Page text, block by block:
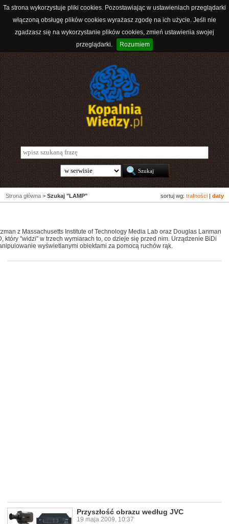
Ta strona wykorzystuje pliki cookies. Pozostawiając w ustawieniach przeglądarki
włączoną obsługę plików cookies wyrażasz zgodę na ich użycie. Jeśli nie
zgadzasz się na wykorzystanie plików cookies, zmień ustawienia swojej
przeglądarki.
Rozumiem
sortuj wg: trafności daty
Strona główna > Szukaj "LAMP"
z Massachusetts Institute of Technology Media Lab oraz Douglas Lanman
który "widzi" w trzech wymiarach to, co dzieje się przed nim. Urządzenie BiDi
wyświetlanymi obiektami za pomocą ruchów rąk.
Przyszłość obrazu według JVC
19 maja 2009, 10:37